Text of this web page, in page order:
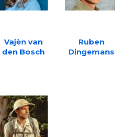
Vajèn van
den Bosch
Ruben
Dingemans